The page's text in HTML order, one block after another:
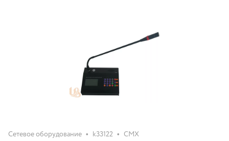
Сетевое оборудование • k33122 • CMX